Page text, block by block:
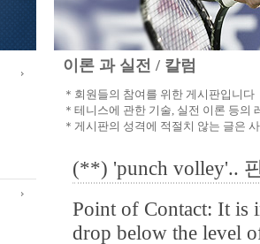
이론 과 실전 / 칼럼
＊회원들의 참여를 위한 게시판입니다
＊테니스에 관한 기술, 실전 이론 등의
＊게시판의 성격에 적절치 않는 글은
(**) 'punch volley'..
Point of Contact: It is
drop below the level